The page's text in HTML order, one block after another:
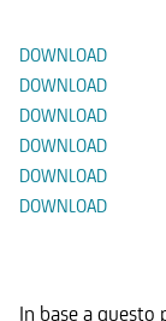
DOWNLOAD
DOWNLOAD
DOWNLOAD
DOWNLOAD
DOWNLOAD
DOWNLOAD
In base a